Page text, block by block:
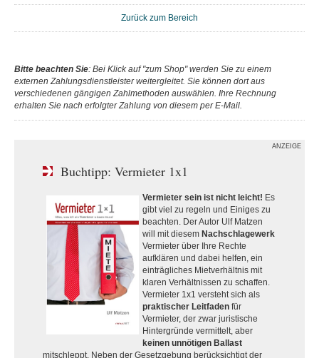
Zurück zum Bereich
Bitte beachten Sie: Bei Klick auf "zum Shop" werden Sie zu einem
externen Zahlungsdienstleister weitergleitet. Sie können dort aus
verschiedenen gängigen Zahlmethoden auswählen. Ihre Rechnung
erhalten Sie nach erfolgter Zahlung von diesem per E-Mail.
ANZEIGE
Buchtipp: Vermieter 1x1
Vermieter sein ist nicht leicht! Es
gibt viel zu regeln und Einiges zu
beachten. Der Autor Ulf Matzen
will mit diesem Nachschlagewerk
Vermieter über Ihre Rechte
aufklären und dabei helfen, ein
einträgliches Mietverhältnis mit
klaren Verhältnissen zu schaffen.
Vermieter 1x1 versteht sich als
praktischer Leitfaden für
Vermieter, der zwar juristische
Hintergründe vermittelt, aber
keinen unnötigen Ballast
mitschleppt. Neben der Gesetzgebung berücksichtigt der